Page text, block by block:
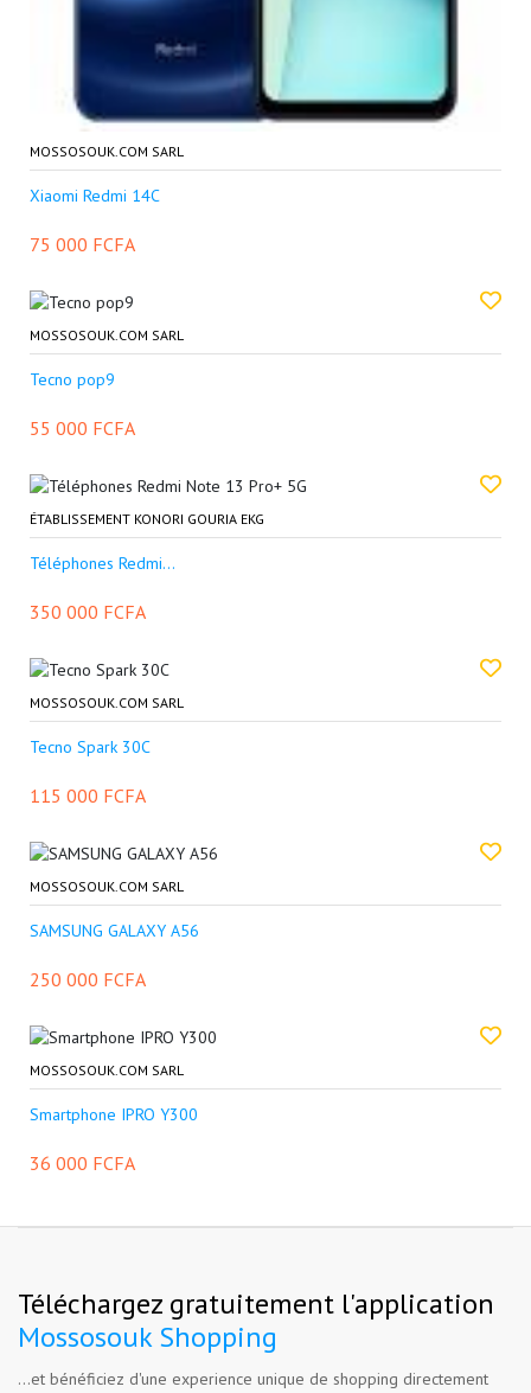
MOSSOSOUK.COM SARL
Xiaomi Redmi 14C
75 000 FCFA
MOSSOSOUK.COM SARL
Tecno pop9
55 000 FCFA
ÉTABLISSEMENT KONORI GOURIA EKG
Téléphones Redmi...
350 000 FCFA
MOSSOSOUK.COM SARL
Tecno Spark 30C
115 000 FCFA
MOSSOSOUK.COM SARL
SAMSUNG GALAXY A56
250 000 FCFA
MOSSOSOUK.COM SARL
Smartphone IPRO Y300
36 000 FCFA
Téléchargez gratuitement l'application
Mossosouk Shopping
...et bénéficiez d'une experience unique de shopping directement